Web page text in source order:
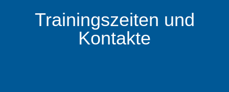
Trainingszeiten und
Kontakte